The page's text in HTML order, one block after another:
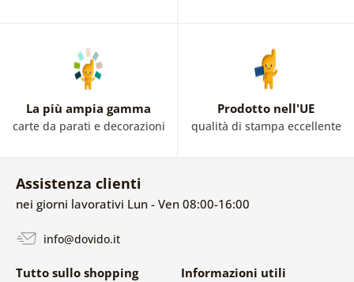
La più ampia gamma
carte da parati e decorazioni
Prodotto nell'UE
qualità di stampa eccellente
Assistenza clienti
nei giorni lavorativi Lun - Ven 08:00-16:00
info@dovido.it
Tutto sullo shopping Informazioni utili